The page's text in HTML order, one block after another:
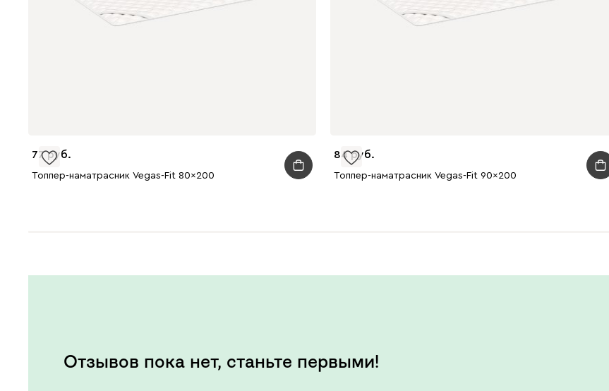
77
Топпер-наматрасник Vegas-Fit 80x200
84
Топпер-наматрасник Vegas-Fit 90x200
Отзывов пока нет, станьте первыми!